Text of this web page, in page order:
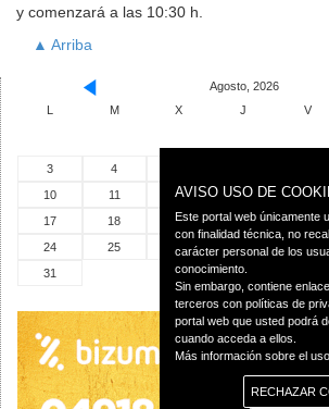
y comenzará a las 10:30 h.
▲ Arriba
Agosto, 2026
L
M X J V
3
4
10
11 12 13 14
17
18 19 20 21
24
25 26 27 28
31
AVISO USO DE
Este portal web únicamente
con finalidad técnica, no
carácter personal de los
conocimiento.
Sin embargo, contiene
terceros con políticas de
portal web que usted podrá
cuando acceda a ellos.
Más información sobre el
RECHAZAR